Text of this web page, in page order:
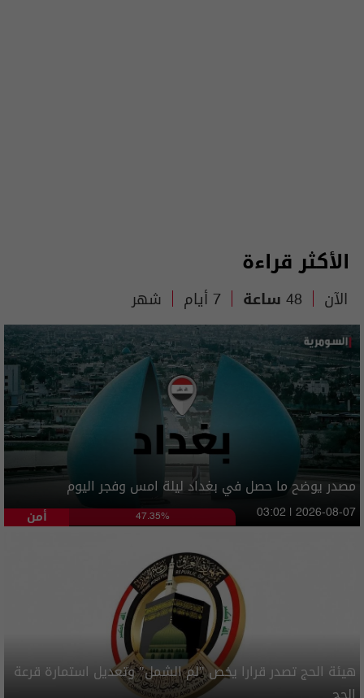
الأكثر قراءة
الآن 48 ساعة 7 أيام شهر
مصدر يوضح ما حصل في بغداد ليلة امس وفجر اليوم
أمن 47.35% 03:02 | 2026-08-07
هيئة الحج تصدر قرارا يخص "لم الشمل" وتعديل استمارة قرعة